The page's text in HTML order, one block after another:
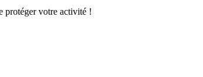
protéger votre activité !